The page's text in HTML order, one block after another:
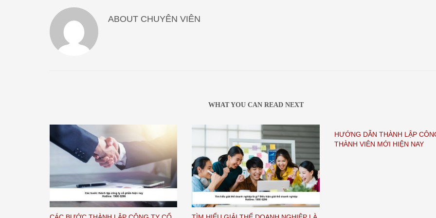
ABOUT CHUYÊN VIÊN
WHAT YOU CAN READ NEXT
HƯỚNG DẪN THÀNH LẬP
THÀNH VIÊN MỚI HIỆN NAY